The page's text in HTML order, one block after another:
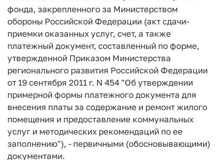
фонда, закрепленного за Министерством
обороны Российской Федерации (акт сдачи-
приемки оказанных услуг, счет, а также
платежный документ, составленный по форме,
утвержденной Приказом Министерства
регионального развития Российской Федерации
от 19 сентября 2011 г. N 454 "Об утверждении
примерной формы платежного документа для
внесения платы за содержание и ремонт жилого
помещения и предоставление коммунальных
услуг и методических рекомендаций по ее
заполнению"), - первичными (обосновывающими)
документами.